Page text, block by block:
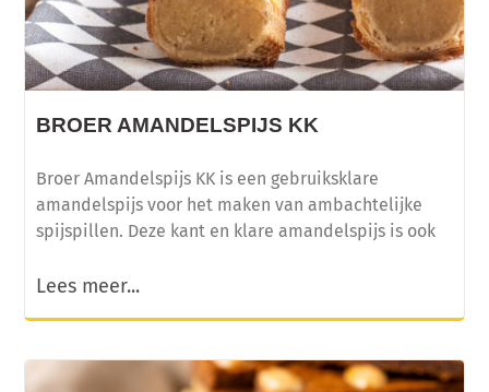
BROER AMANDELSPIJS KK
Broer Amandelspijs KK is een gebruiksklare
amandelspijs voor het maken van ambachtelijke
spijspillen. Deze kant en klare amandelspijs is ook
Lees meer...